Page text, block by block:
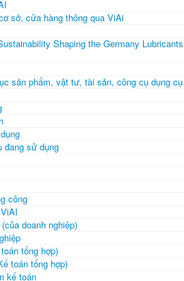
sở, cửa hàng thông qua ViAi
Shaping the Germany Lubricants
sản phẩm, vật tư, tài sản, công cụ dụng cụ
đang sử dụng
công
doanh nghiệp)
tổng hợp)
toán tổng hợp)
kế toán